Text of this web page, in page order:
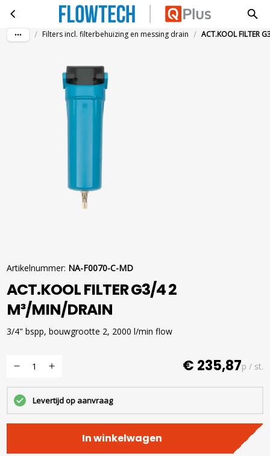
Ga naar hoofdinhoud
ACT.KOOL FILTER G3/4 2 M³/MIN/DRAIN
/ Filters incl. filterbehuizing en messing drain / ACT.KOOL FILTER
Artikelnummer: NA-F0070-C-MD
ACT.KOOL FILTER G3/4 2
M³/MIN/DRAIN
3/4" bspp, bouwgrootte 2, 2000 l/min flow
€ 235,87p / st.
Levertijd op aanvraag
In winkelwagen